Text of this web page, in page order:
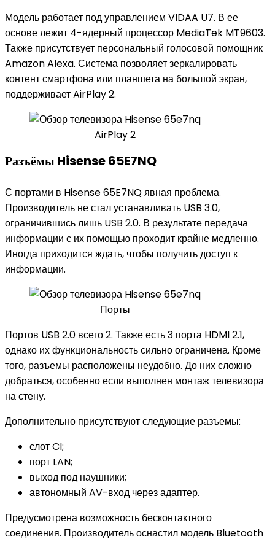
Модель работает под управлением VIDAA U7. В ее
основе лежит 4-ядерный процессор MediaTek MT9603.
Также присутствует персональный голосовой помощник
Amazon Alexa. Система позволяет зеркалировать
контент смартфона или планшета на большой экран,
поддерживает AirPlay 2.
AirPlay 2
Разъёмы Hisense 65E7NQ
С портами в Hisense 65E7NQ явная проблема.
Производитель не стал устанавливать USB 3.0,
ограничившись лишь USB 2.0. В результате передача
информации с их помощью проходит крайне медленно.
Иногда приходится ждать, чтобы получить доступ к
информации.
Порты
Портов USB 2.0 всего 2. Также есть 3 порта HDMI 2.1,
однако их функциональность сильно ограничена. Кроме
того, разъемы расположены неудобно. До них сложно
добраться, особенно если выполнен монтаж телевизора
на стену.
Дополнительно присутствуют следующие разъемы:
слот CI;
порт LAN;
выход под наушники;
автономный AV-вход через адаптер.
Предусмотрена возможность бесконтактного
соединения. Производитель оснастил модель Bluetooth